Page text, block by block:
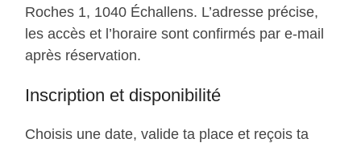
Roches 1, 1040 Échallens. L’adresse précise,
les accès et l’horaire sont confirmés par e-mail
après réservation.
Inscription et disponibilité
Choisis une date, valide ta place et reçois ta